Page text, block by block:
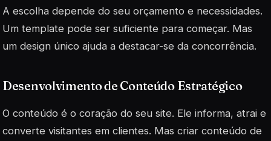
A escolha depende do seu orçamento e necessidades.
Um template pode ser suficiente para começar. Mas
um design único ajuda a destacar-se da concorrência.
Desenvolvimento de Conteúdo Estratégico
O conteúdo é o coração do seu site. Ele informa, atrai e
converte visitantes em clientes. Mas criar conteúdo de